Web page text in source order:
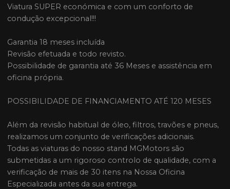
Viatura SUPER económica e com um conforto de
condução excepcional!!!
Garantia 18 meses incluída
Revisão efetuada e todo revisto.
Possibilidade de garantia até 36 Meses e assistência em
oficina própria.
POSSIBILIDADE DE FINANCIAMENTO ATÉ 120 MESES
Além da revisão habitual de óleo, filtros, travões e pneus,
realizamos um conjunto de verificações adicionais.
Todas as viaturas do nosso stand MGMotors são
submetidas a um rigoroso controlo de qualidade, com a
verificação de mais de 30 itens na Nossa Oficina
Especializada antes da sua entrega.